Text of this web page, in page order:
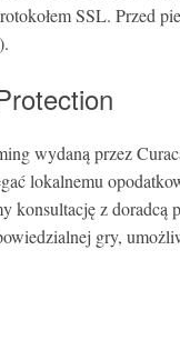
SSL. Przed
wydaną przez
lokalnemu
konsultację z doradcą
gry,